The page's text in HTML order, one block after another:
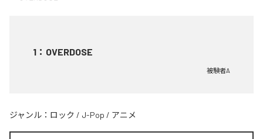
1 ： OVERDOSE
被験者A
ジャンル： ロック / J-Pop / アニメ